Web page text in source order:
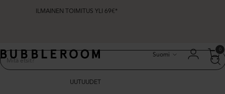
ILMAINEN TOIMITUS YLI 69€*
Suomi
0
UUTUUDET